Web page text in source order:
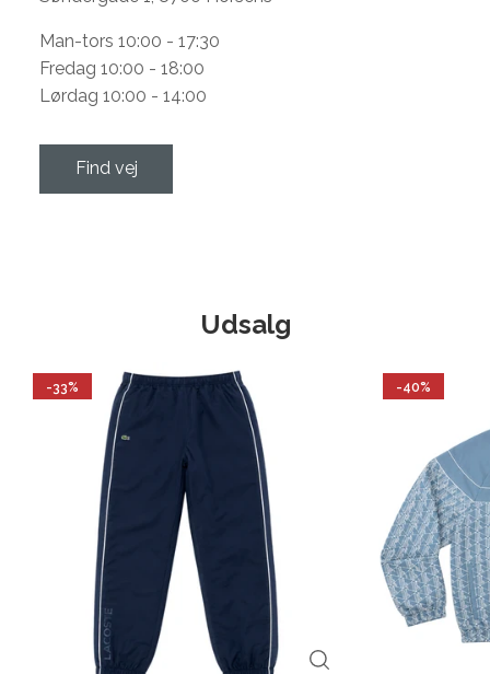
Man-tors 10:00 - 17:30
Fredag 10:00 - 18:00
Lørdag 10:00 - 14:00
Find vej
Udsalg
-33% -40%